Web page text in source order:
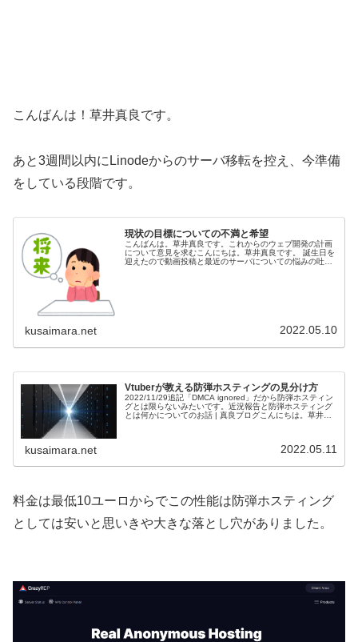
こんばんは！草井真良です。
あと3週間以内にLinodeからのサーバ移転を控え、今準備
をしている段階です。
現状の目標についての不満と希望
こんばんは。草井真良です。これからのウェブ開発の計画
について意見を求むこんにちは。草井真良です。 誕生日を
迎えたので動画投稿と最近のサーバについての悩みの吐露
kusaimara.net 2022.05.10
Vtuberが教える防弾ホスティングの見分け方
2022/11/29追記「DMCA ignored」だから防弾ホスティン
グとは限らないみたいです。近況報告と防弾ホスティング
とは何かについてのお話 | 真良ブログこんにちは。草井真
kusaimara.net 2022.05.11
料金は最低10ユーロからでこの性能は防弾ホスティング
としては安いと思いきや大きな落とし穴がありました。